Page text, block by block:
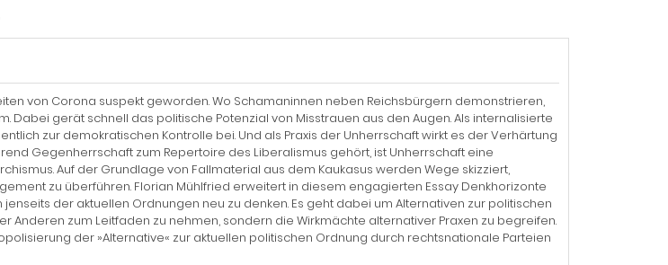
von Corona suspekt geworden. Wo Schamaninnen neben Reichsbürgern demonstrieren,
Dabei gerät schnell das politische Potenzial von Misstrauen aus den Augen. Als internalisierte
zur demokratischen Kontrolle bei. Und als Praxis der Unherrschaft wirkt es der Verhärtung
Gegenherrschaft zum Repertoire des Liberalismus gehört, ist Unherrschaft eine
Auf der Grundlage von Fallmaterial aus dem Kaukasus werden Wege skizziert,
zu überführen. Florian Mühlfried erweitert in diesem engagierten Essay Denkhorizonte
der aktuellen Ordnungen neu zu denken. Es geht dabei um Alternativen zur politischen
Anderen zum Leitfaden zu nehmen, sondern die Wirkmächte alternativer Praxen zu begreifen.
der »Alternative« zur aktuellen politischen Ordnung durch rechtsnationale Parteien